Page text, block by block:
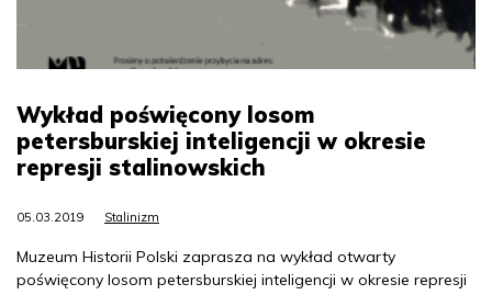
Wykład poświęcony losom
petersburskiej inteligencji w okresie
represji stalinowskich
05.03.2019 Stalinizm
Muzeum Historii Polski zaprasza na wykład otwarty
poświęcony losom petersburskiej inteligencji w okresie represji